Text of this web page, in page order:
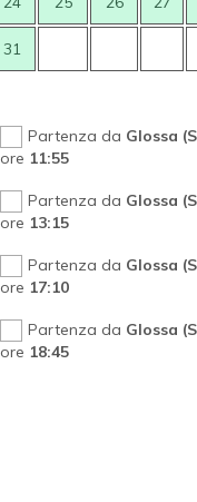
31
Partenza da Glossa
ore 11:55
Partenza da Glossa
ore 13:15
Partenza da Glossa
ore 17:10
Partenza da Glossa
ore 18:45